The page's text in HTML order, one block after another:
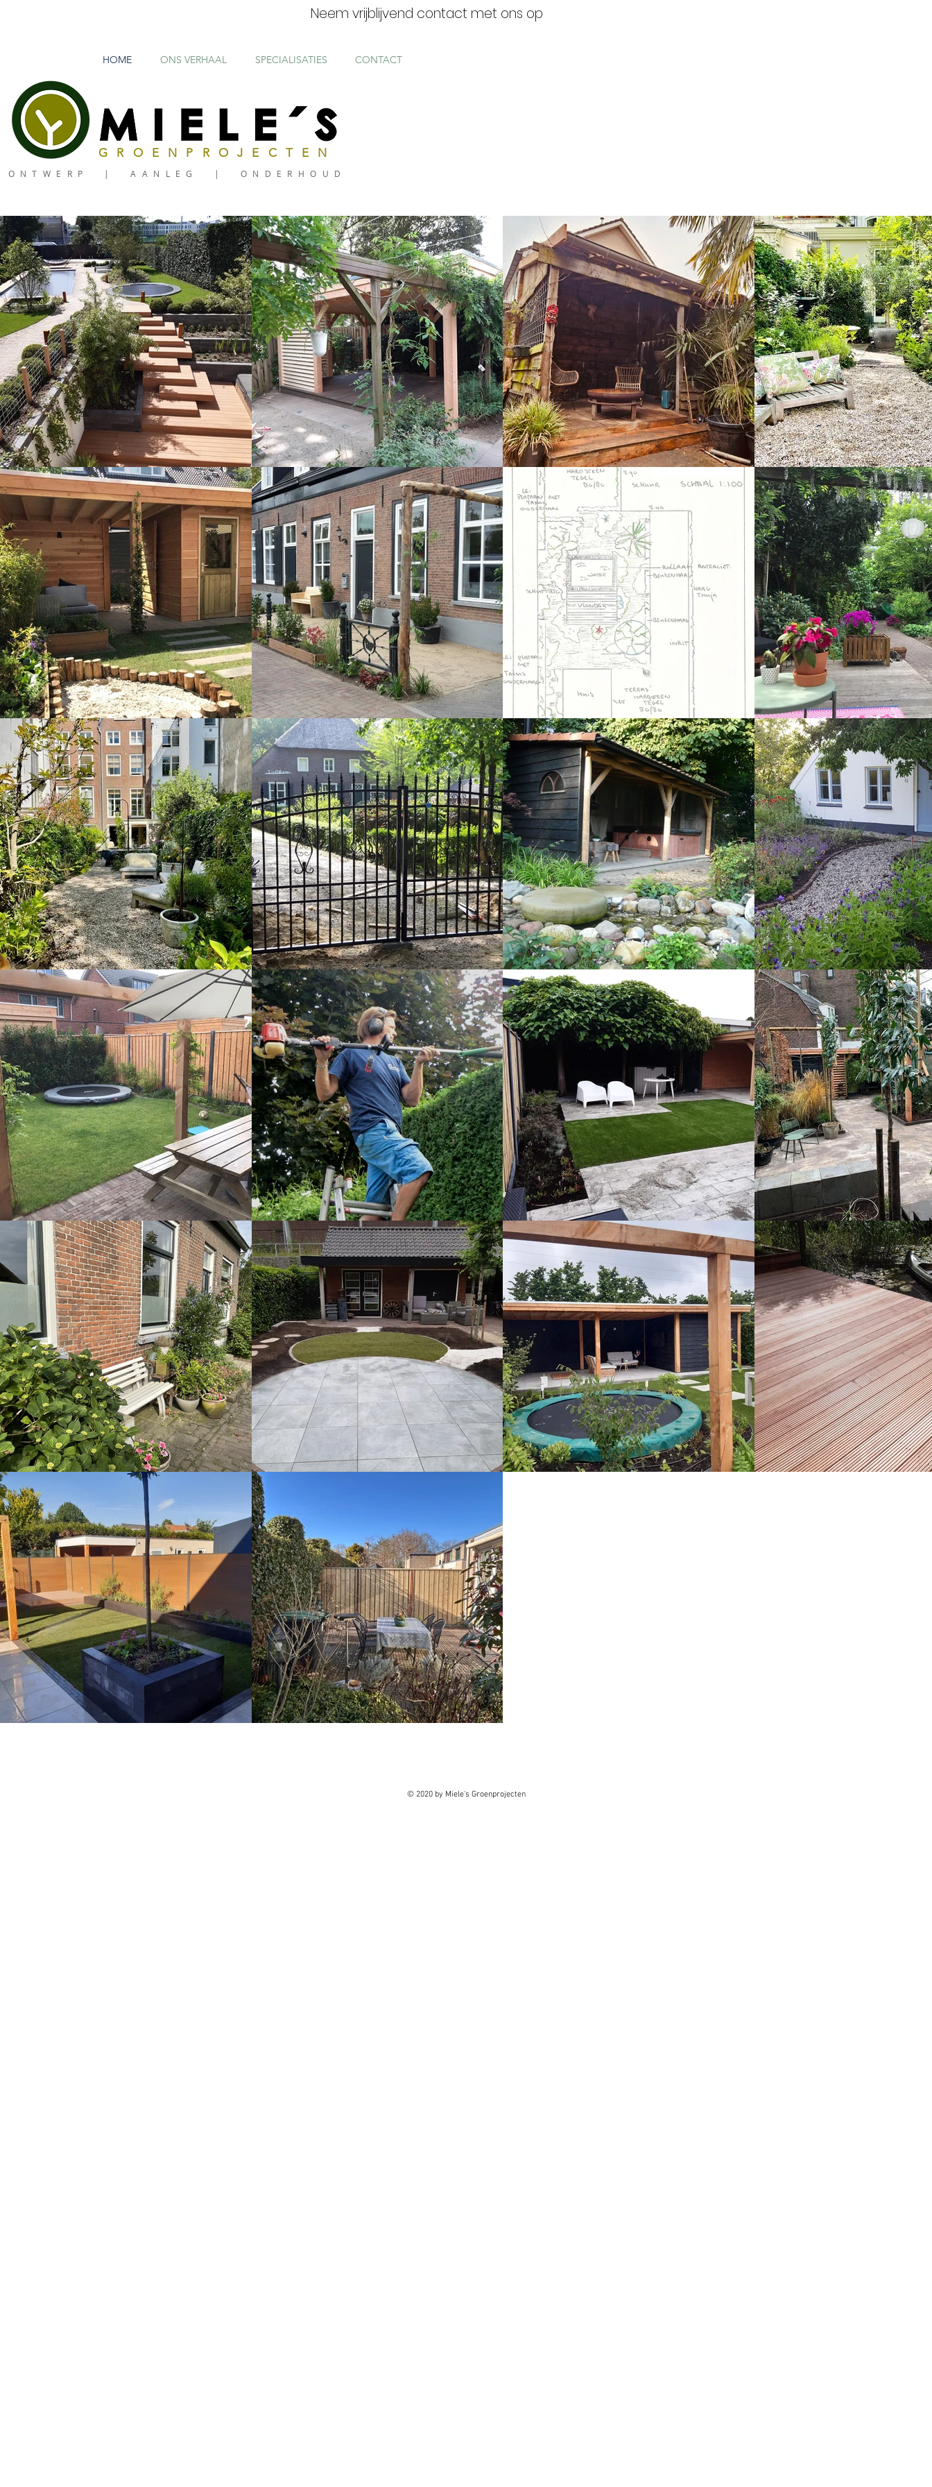
Neem vrijblijvend contact met ons op
HOME ONS VERHAAL SPECIALISATIES CONTACT
GROENPROJECTEN
ONTWERP | AANLEG | ONDERHOUD
© 2020 by Miele's Groenprojecten